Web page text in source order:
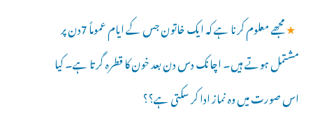
★
مجھے معلوم کرنا ہے کہ ایک خاتون جس کے ایام عموماً 7دن پر
مشتمل ہوتے ہیں۔ اچانک دس دن بعد خون کا قطرہ گرتا ہے۔ کیا
اس صورت میں وہ نماز ادا کر سکتی ہے؟؟